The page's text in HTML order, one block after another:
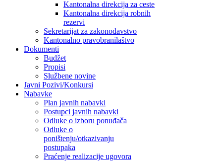
Kantonalna direkcija za ceste
Kantonalna direkcija robnih
rezervi
Sekretarijat za zakonodavstvo
Kantonalno pravobranilaštvo
Dokumenti
Budžet
Propisi
Službene novine
Javni Pozivi/Konkursi
Nabavke
Plan javnih nabavki
Postupci javnih nabavki
Odluke o izboru ponuđača
Odluke o
poništenju/otkazivanju
postupaka
Praćenje realizacije ugovora